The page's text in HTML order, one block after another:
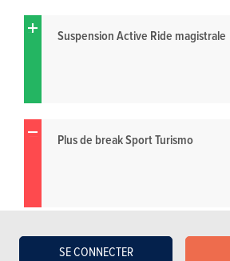
SE CONNECTER
Suspension Active Ride magistrale
Plus de break Sport Turismo